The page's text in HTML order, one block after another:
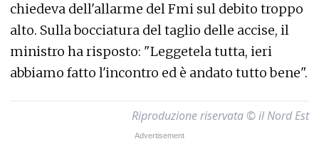
chiedeva dell'allarme del Fmi sul debito troppo
alto. Sulla bocciatura del taglio delle accise, il
ministro ha risposto: "Leggetela tutta, ieri
abbiamo fatto l'incontro ed è andato tutto bene".
Riproduzione riservata © il Nord Est